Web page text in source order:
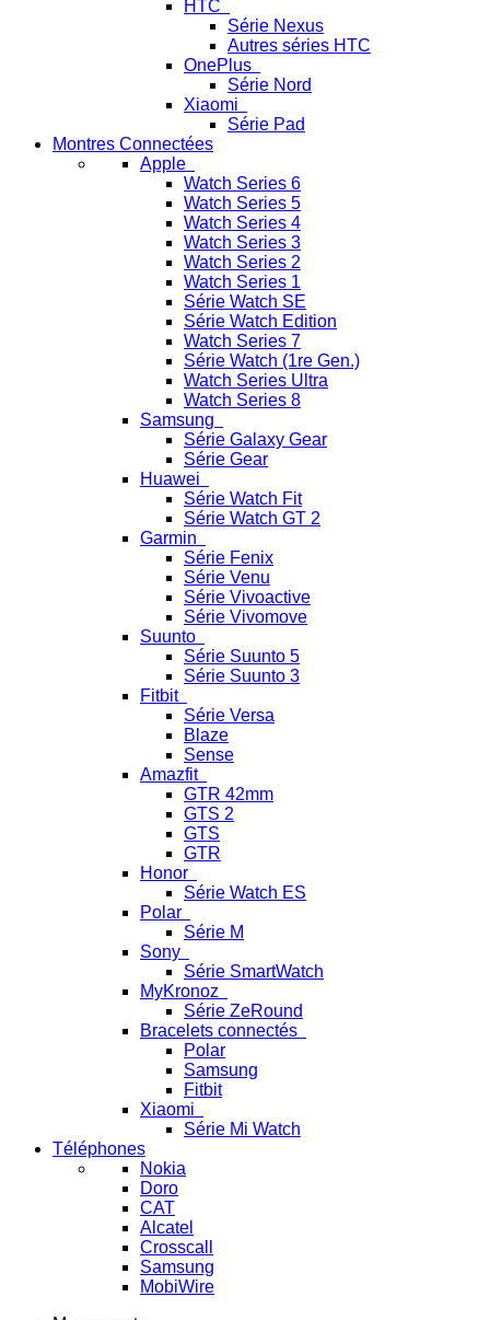
HTC
Série Nexus
Autres séries HTC
OnePlus
Série Nord
Xiaomi
Série Pad
Montres Connectées
Apple
Watch Series 6
Watch Series 5
Watch Series 4
Watch Series 3
Watch Series 2
Watch Series 1
Série Watch SE
Série Watch Edition
Watch Series 7
Série Watch (1re Gen.)
Watch Series Ultra
Watch Series 8
Samsung
Série Galaxy Gear
Série Gear
Huawei
Série Watch Fit
Série Watch GT 2
Garmin
Série Fenix
Série Venu
Série Vivoactive
Série Vivomove
Suunto
Série Suunto 5
Série Suunto 3
Fitbit
Série Versa
Blaze
Sense
Amazfit
GTR 42mm
GTS 2
GTS
GTR
Honor
Série Watch ES
Polar
Série M
Sony
Série SmartWatch
MyKronoz
Série ZeRound
Bracelets connectés
Polar
Samsung
Fitbit
Xiaomi
Série Mi Watch
Téléphones
Nokia
Doro
CAT
Alcatel
Crosscall
Samsung
MobiWire